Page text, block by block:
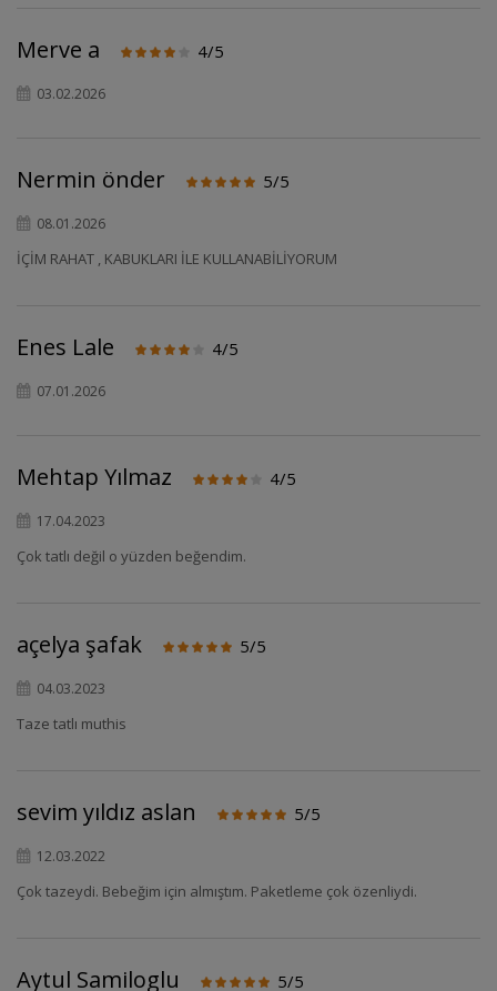
Merve a 4/5
03.02.2026
Nermin önder 5/5
08.01.2026
İÇİM RAHAT , KABUKLARI İLE KULLANABİLİYORUM
Enes Lale 4/5
07.01.2026
Mehtap Yılmaz 4/5
17.04.2023
Çok tatlı değil o yüzden beğendim.
açelya şafak 5/5
04.03.2023
Taze tatlı muthis
sevim yıldız aslan 5/5
12.03.2022
Çok tazeydi. Bebeğim için almıştım. Paketleme çok özenliydi.
Aytul Samiloglu 5/5